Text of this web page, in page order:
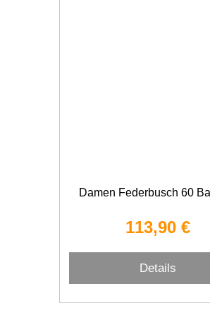
Damen Federbusch 60
113,90 €
Details